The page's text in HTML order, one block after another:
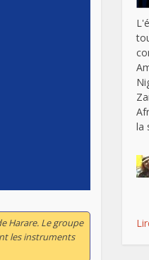
Harare. Le groupe
les instruments
la